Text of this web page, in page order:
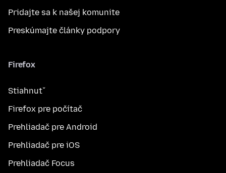
Pridajte sa k našej komunite
Preskúmajte články podpory
Firefox
Stiahnuť
Firefox pre počítač
Prehliadač pre Android
Prehliadač pre iOS
Prehliadač Focus